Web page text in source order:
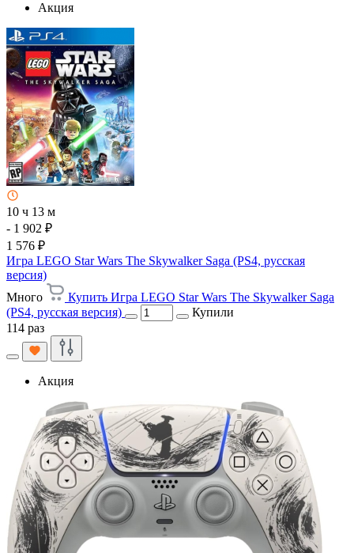
Акция
10 ч 13 м
- 1 902 ₽
1 576 ₽
Игра LEGO Star Wars The Skywalker Saga (PS4, русская
версия)
Много
Купить Игра LEGO Star Wars The Skywalker Saga
(PS4, русская версия)
Купили
114 раз
Акция